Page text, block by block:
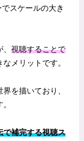
スケールの大き
視聴することで
なメリットです。
を描いており、
で補完する視聴ス